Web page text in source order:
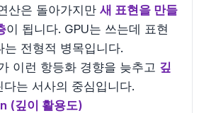
산은 돌아가지만 새 표현을 만들
이 됩니다. GPU는 쓰는데 표현
는 전형적 병목입니다.
이런 항등화 경향을 늦추고 깊
다는 서사의 중심입니다.
(깊이 활용도)